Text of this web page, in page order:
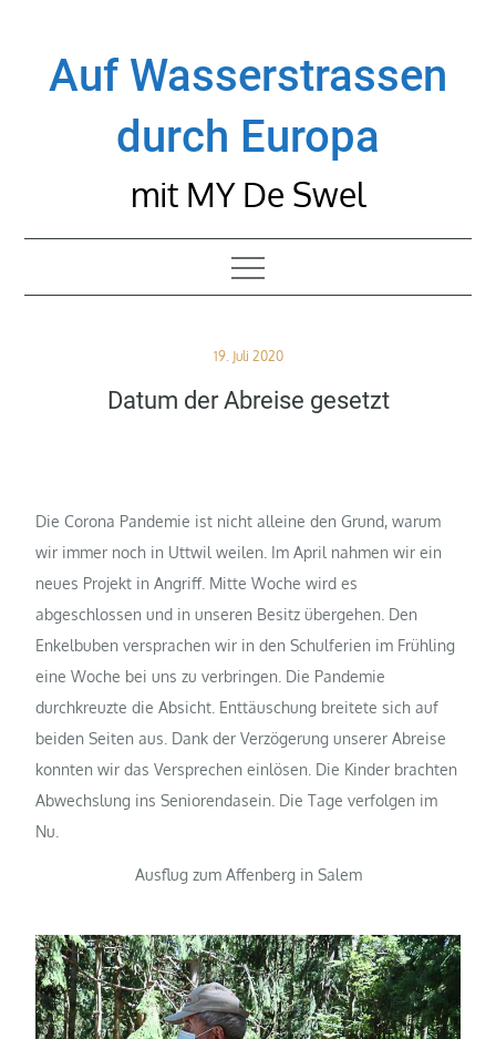
contentAuf Wasserstrassen
durch Europa
mit MY De Swel
Posted
19. Juli 2020
Datum der Abreise gesetzt
Die Corona Pandemie ist nicht alleine den Grund, warum
wir immer noch in Uttwil weilen. Im April nahmen wir ein
neues Projekt in Angriff. Mitte Woche wird es
abgeschlossen und in unseren Besitz übergehen. Den
Enkelbuben versprachen wir in den Schulferien im Frühling
eine Woche bei uns zu verbringen. Die Pandemie
durchkreuzte die Absicht. Enttäuschung breitete sich auf
beiden Seiten aus. Dank der Verzögerung unserer Abreise
konnten wir das Versprechen einlösen. Die Kinder brachten
Abwechslung ins Seniorendasein. Die Tage verfolgen im
Nu.
Ausflug zum Affenberg in Salem